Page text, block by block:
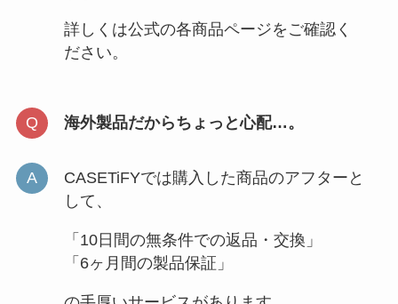
詳しくは公式の各商品ページをご確認く
ださい。
海外製品だからちょっと心配…。
CASETiFYでは購入した商品のアフターと
して、
「10日間の無条件での返品・交換」
「6ヶ月間の製品保証」